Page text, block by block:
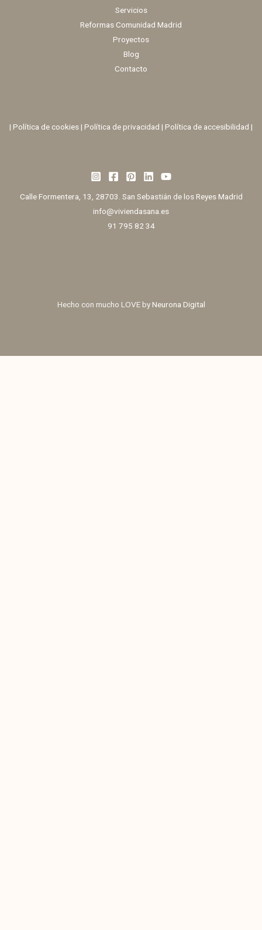
Servicios
Reformas Comunidad Madrid
Proyectos
Blog
Contacto
| Política de cookies| Política de privacidad | Política de accesibilidad |
Calle Formentera, 13, 28703. San Sebastián de los Reyes Madrid
info@viviendasana.es
91 795 82 34
Hecho con mucho LOVE byNeurona Digital